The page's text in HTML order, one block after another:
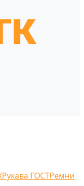
Рукава ГОСТРемни